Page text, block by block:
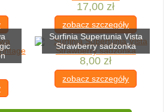
17,00 zł
zobacz szczegóły
Surfinia Supertunia Vista
Strawberry sadzonka
8,00 zł
zobacz szczegóły